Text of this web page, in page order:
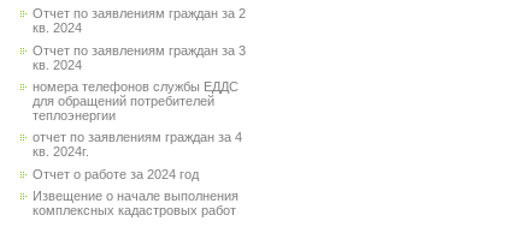
Отчет по заявлениям граждан за 2
кв. 2024
Отчет по заявлениям граждан за 3
кв. 2024
номера телефонов службы ЕДДС
для обращений потребителей
теплоэнергии
отчет по заявлениям граждан за 4
кв. 2024г.
Отчет о работе за 2024 год
Извещение о начале выполнения
комплексных кадастровых работ